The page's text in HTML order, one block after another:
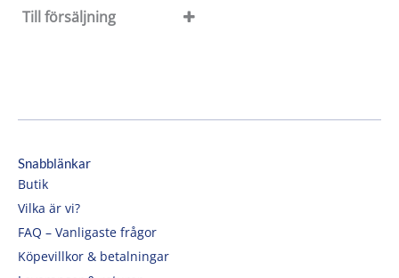
På restorder
Till försäljning
Snabblänkar
Butik
Vilka är vi?
FAQ – Vanligaste frågor
Köpevillkor & betalningar